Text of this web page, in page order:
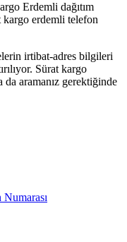
Erdemli dağıtım
erdemli telefon
irtibat-adres bilgileri
Sürat kargo
aramanız gerektiğinde